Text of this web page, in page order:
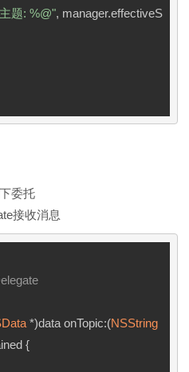
题: %@", manager.effectiveS
委托
接收消息
*)data onTopic:(NSString
{